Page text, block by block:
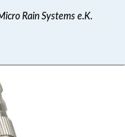
Rain Systems e.K.